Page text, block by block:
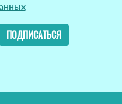
ПОДПИСАТЬСЯ